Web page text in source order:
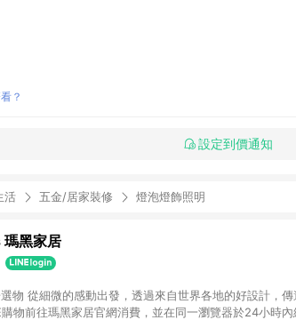
？
設定到價通知
活 五金/居家裝修 燈泡燈飾照明
黑家居
物 從細微的感動出發，透過來自世界各地的好設計，
物前往瑪黑家居官網消費，並在同一瀏覽器於24小時